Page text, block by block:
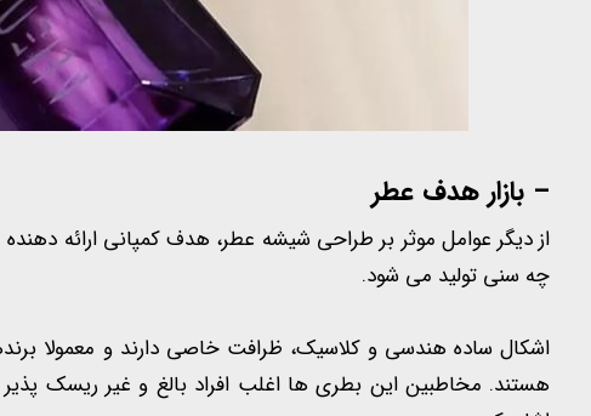
– بازار هدف عطر
از دیگر عوامل موثر بر طراحی شیشه عطر، هدف کمپانی ارائه
چه سنی تولید می شود.
اشکال ساده هندسی و کلاسیک، ظرافت خاصی دارند و معمولا